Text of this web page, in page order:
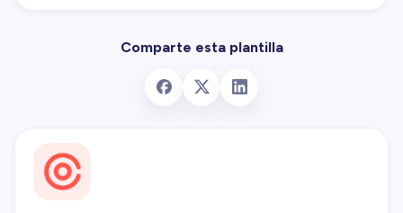
Comparte esta plantilla